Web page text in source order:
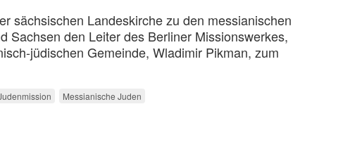
sächsischen Landeskirche zu den messianischen
Sachsen den Leiter des Berliner Missionswerkes,
jüdischen Gemeinde, Wladimir Pikman, zum
Messianische Juden